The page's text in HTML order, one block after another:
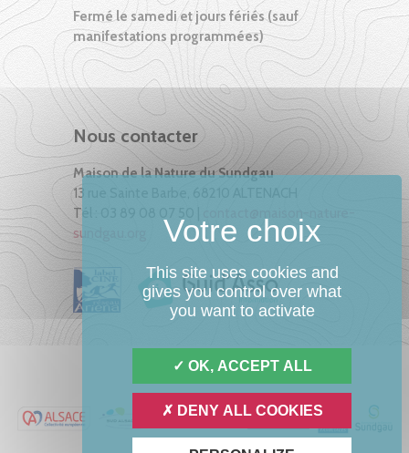
Fermé le samedi et jours fériés (sauf
manifestations programmées)
Nous contacter
Maison de la Nature du Sundgau
13 rue Sainte Barbe, 68210 ALTENACH
Tél : 03 89 08 07 50 |
sundgau.org
This site uses cookies and
gives you control over what
you want to activate
OK, ACCEPT ALL
DENY ALL COOKIES